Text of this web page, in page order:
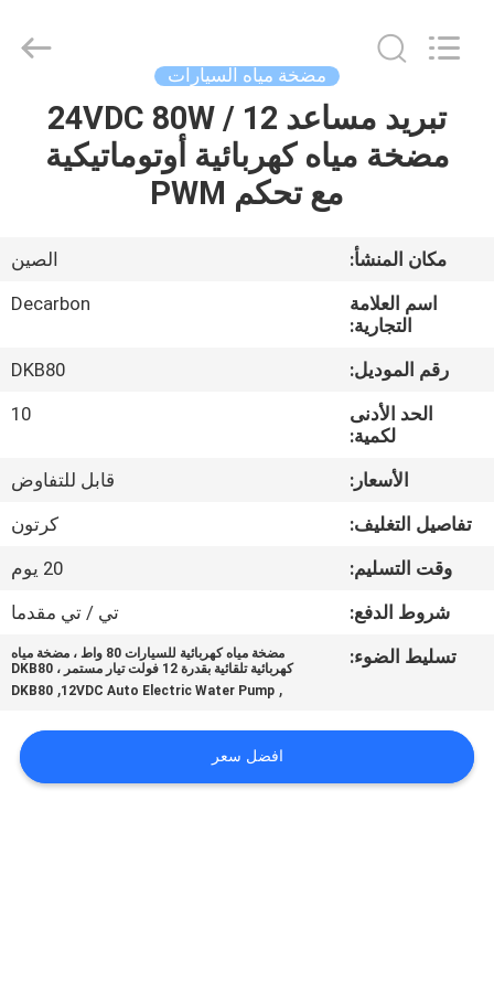
منزل
أشرطة
فيديو
حول
في
المعمل
ضبط
الجودة
اتصل
بنا
Technology
مضخة مياه السيارات
تبريد مساعد 12 / 24VDC 80W
مضخة مياه كهربائية أوتوماتيكية
مع تحكم PWM
مكان المنشأ:
الصين
اسم العلامة
التجارية:
Decarbon
رقم الموديل:
DKB80
الحد الأدنى
لكمية:
10
الأسعار:
قابل للتفاوض
تفاصيل التغليف:
كرتون
وقت التسليم:
20 يوم
شروط الدفع:
تي / تي مقدما
تسليط الضوء:
مضخة مياه كهربائية للسيارات 80 واط ، مضخة مياه
كهربائية تلقائية بقدرة 12 فولت تيار مستمر ، DKB80
,
12VDC Auto Electric Water Pump
,
DKB80
افضل سعر